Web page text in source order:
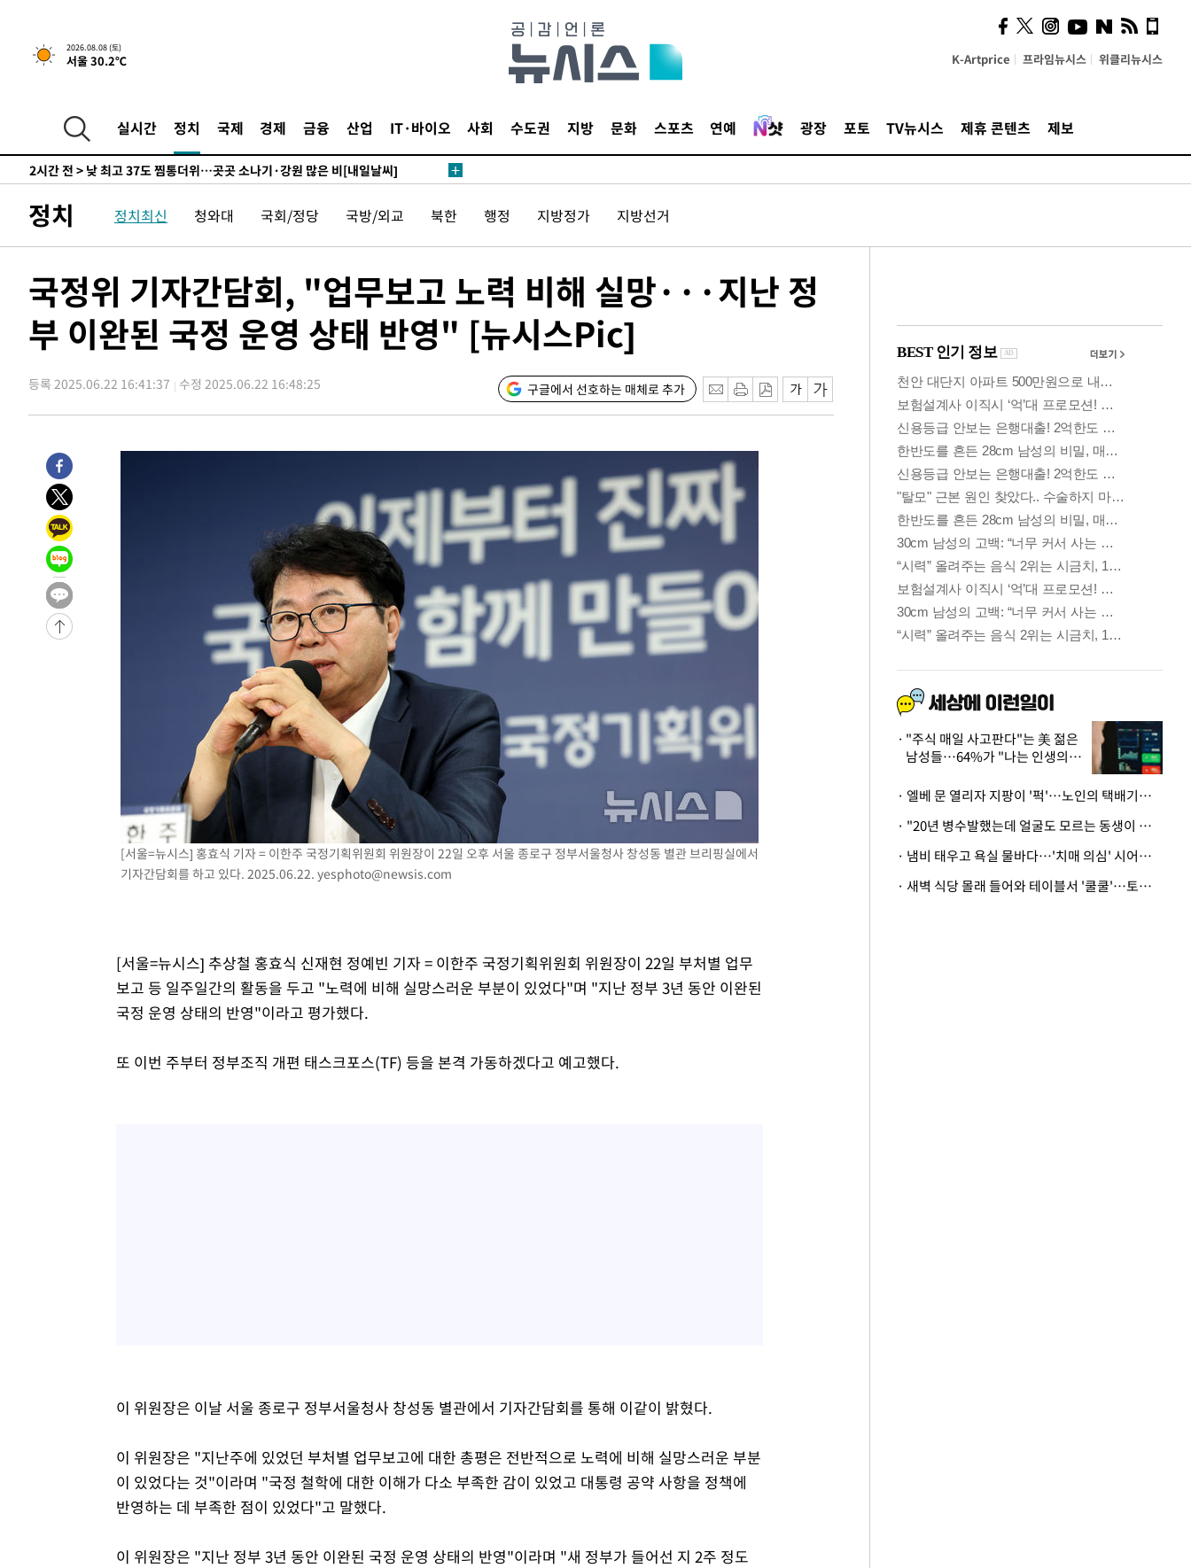
2026.08.08 (토)
서울 30.2℃ K-Artprice 프라임뉴시스 위클리뉴시스
실시간 정치 국제 경제 금융 산업 IT·바이오 사회 수도권 지방 문화 스포츠 연예 광장 포토 TV뉴시스 제휴 콘텐츠 제보
↓-4171초 전 >[속보]이 대통령 "부동산 공급 기존 사고방식 매달리지 말고 과감히
실천"
-3256초 전 >이란, "오만과 '중앙 단일 루트' 합의…북쪽 인바운드·남쪽 아웃바운
1시간 전 >[속보]이 대통령, '호우피해' 안동·의성 관할 4개 면 특별재난지역 선포
[단독]중수청 지원 검사들, 정원 초과 시 낮은 계급 임용…희망지 못 갈
수도
2시간 전 > 낮 최고 37도 찜통더위…곳곳 소나기·강원 많은 비[내일날씨]
3시간 전 >
여자배구 이재영·이다영 자매, 아제르바이잔 투란VC 입단
3시간 전 >외국인 심판 성 접대 7경기 들여다보니…한국 축구 '5승 2무'
3시간 전 >[속보]코스피, 6200선 약보합…0.60% 내린 6258.77에 마쳐
3시간 전 > [속보]원·달러 환율, 7.7원 내린 1416.1원 마감
3시간 전 >[속보] 노원서 40.1도 관측…서울, 2018년 이후 첫 40도
4시간 전 >외신들도 주목한 韓축구 파문…"국민적 공분에 수사 재개"
4시간 전 >11시간 압수수색에 성접대 파문까지…'쑥대밭' 된 축구협회
후임
-11741초 전 >
-8880초 전 >
미 사업체 일자리, 7월에 2.3만개 순감하고 그 전 2개월 10.3만개 하
향수정 (2보)
-8328초 전 >
[속보] 미 사업체, 일자리 7월에 2.3만 개 줄어…실업률은 4.1%로
-4191초 전 >
[속보]이 대통령 "부동산 공급 기존 사고방식 매달리지 말고 과감히
실천"
-3276초 전 >
이란, "오만과 '중앙 단일 루트' 합의…북쪽 인바운드·남쪽 아웃바운
드는 임시"
1시간 전 >
"낮 기온 소폭 하락"…수도권 폭염중대경보, 폭염경보로 하향
1시간 전 >
[속보]이 대통령, '호우피해' 안동·의성 관할 4개 면 특별재난지역 선포
1시간 전 >
[단독]중수청 지원 검사들, 정원 초과 시 낮은 계급 임용…희망지 못 갈
낮 최고 37도 찜통더위…곳곳 소나기·강원 많은 비[내일날씨]
SK하이닉스, 용인·청주 팹에 54조 투자…"AI 메모리 수요 선제 대응"
여자배구 이재영·이다영 자매, 아제르바이잔 투란VC 입단
외국인 심판 성 접대 7경기 들여다보니…한국 축구 '5승 2무'
[속보]코스닥, 2.86포인트(0.36%) 내린 798.81마감
[속보]코스피, 6200선 약보합…0.60% 내린 6258.77에 마쳐
[속보]원·달러 환율, 7.7원 내린 1416.1원 마감
[속보] 노원서 40.1도 관측…서울, 2018년 이후 첫 40도
[속보]종합특검, '계엄 수용공간 확보' 신용해 前교정본부장 기소
정치 정치최신 청와대 국회/정당 국방/외교 북한 행정 지방정가 지방선거
국정위 기자간담회, "업무보고 노력 비해 실망···지난 정
부 이완된 국정 운영 상태 반영" [뉴시스Pic]
등록 2025.06.22 16:41:37 수정 2025.06.22 16:48:25 구글에서 선호하는 매체로 추가
[서울=뉴시스] 홍효식 기자 = 이한주 국정기획위원회 위원장이 22일 오후 서울 종로구 정부서울청사 창성동 별관 브리핑실에서
기자간담회를 하고 있다. 2025.06.22. yesphoto@newsis.com
[서울=뉴시스] 추상철 홍효식 신재현 정예빈 기자 = 이한주 국정기획위원회 위원장이 22일 부처별 업무
보고 등 일주일간의 활동을 두고 "노력에 비해 실망스러운 부분이 있었다"며 "지난 정부 3년 동안 이완된
국정 운영 상태의 반영"이라고 평가했다.
또 이번 주부터 정부조직 개편 태스크포스(TF) 등을 본격 가동하겠다고 예고했다.
이 위원장은 이날 서울 종로구 정부서울청사 창성동 별관에서 기자간담회를 통해 이같이 밝혔다.
이 위원장은 "지난주에 있었던 부처별 업무보고에 대한 총평은 전반적으로 노력에 비해 실망스러운 부분
이 있었다는 것"이라며 "국정 철학에 대한 이해가 다소 부족한 감이 있었고 대통령 공약 사항을 정책에
반영하는 데 부족한 점이 있었다"고 말했다.
이 위원장은 "지난 정부 3년 동안 이완된 국정 운영 상태의 반영"이라며 "새 정부가 들어선 지 2주 정도
시, 스마트폰 액세서리에
NFC 더했다
"주식 매일 사고판다"는 美 젊은
남성들…64%가 "나는 인생의
· 엘베 문 열리자 지팡이 '퍽'…노인의 택배기사 폭행 이유
· "20년 병수발했는데 얼굴도 모르는 동생이 유산 절반을"…배다른 형제 상속권 있을까
· 냄비 태우고 욕실 물바다…'치매 의심' 시어머니 검사 권유했다가 '날벼락'
· 새벽 식당 몰래 들어와 테이블서 '쿨쿨'…토사물 남기고 사라진 남성